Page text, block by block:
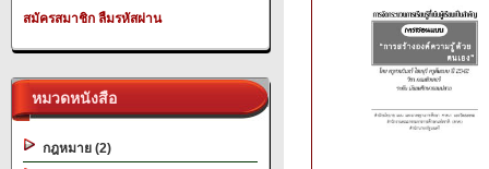
สมัครสมาชิก ลืมรหัสผ่าน
หมวดหนังสือ
กฎหมาย (2)